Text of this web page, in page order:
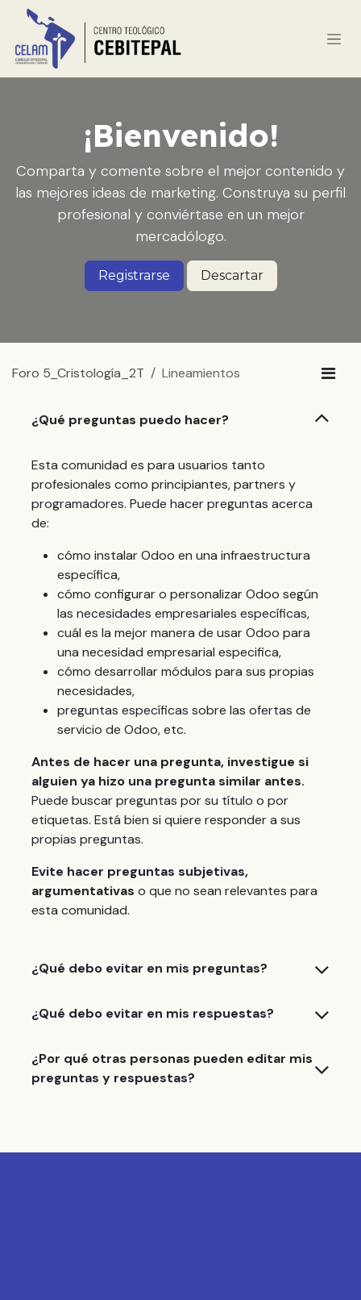
Ir al contenido
¡Bienvenido!
Comparta y comente sobre el mejor contenido y
las mejores ideas de marketing. Construya su perfil
profesional y conviértase en un mejor
mercadólogo.
Registrarse Descartar
Foro 5_Cristología_2T Lineamientos
¿Qué preguntas puedo hacer?
Esta comunidad es para usuarios tanto
profesionales como principiantes, partners y
programadores. Puede hacer preguntas acerca
de:
cómo instalar Odoo en una infraestructura
específica,
cómo configurar o personalizar Odoo según
las necesidades empresariales específicas,
cuál es la mejor manera de usar Odoo para
una necesidad empresarial especifica,
cómo desarrollar módulos para sus propias
necesidades,
preguntas específicas sobre las ofertas de
servicio de Odoo, etc.
Antes de hacer una pregunta, investigue si
alguien ya hizo una pregunta similar antes.
Puede buscar preguntas por su título o por
etiquetas. Está bien si quiere responder a sus
propias preguntas.
Evite hacer preguntas subjetivas,
argumentativas o que no sean relevantes para
esta comunidad.
¿Qué debo evitar en mis preguntas?
¿Qué debo evitar en mis respuestas?
¿Por qué otras personas pueden editar mis
preguntas y respuestas?